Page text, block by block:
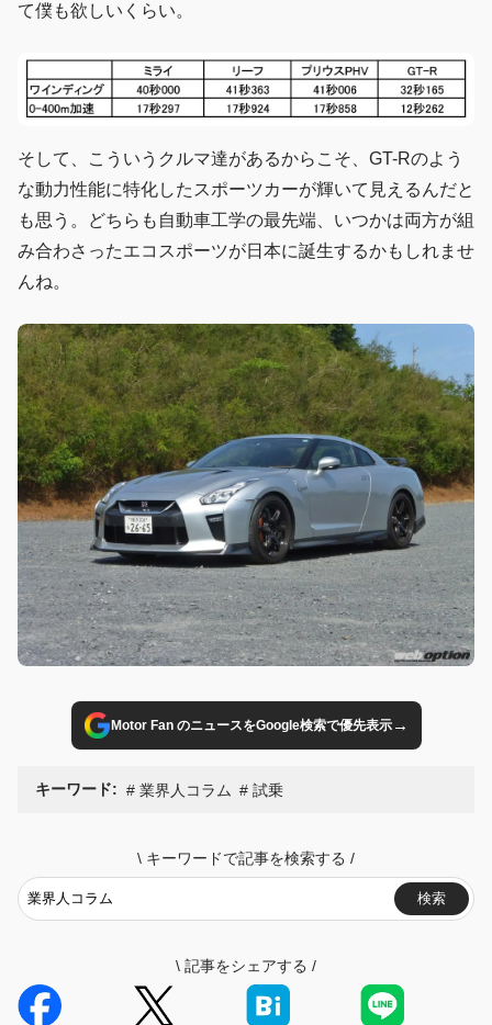
て僕も欲しいくらい。
そして、こういうクルマ達があるからこそ、GT-Rのよう
な動力性能に特化したスポーツカーが輝いて見えるんだと
も思う。どちらも自動車工学の最先端、いつかは両方が組
み合わさったエコスポーツが日本に誕生するかもしれませ
んね。
Motor Fan のニュースをGoogle検索で優先表示→
キーワード: 業界人コラム 試乗
\ キーワードで記事を検索する /
検索
\ 記事をシェアする /